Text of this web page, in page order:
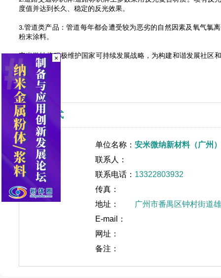
度值并达到长久 、 稳定的反光效果。
3.管道类产品：管道每年都会遭受较为恶劣的自然因素及氧气氯
粉末涂料。
安米微纳将积极维护国家可持续发展战略，为构建和谐发展社区
的和谐发展。
联系方式
单位名称： 安米微纳新材料（广州
联系人：
联系电话： 13322803932
传真：
地址：
广州市番禺区钟村街道
E-mail：
网址：
备注：
×